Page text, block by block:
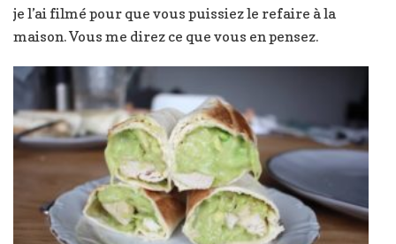
je l’ai filmé pour que vous puissiez le refaire à la
maison. Vous me direz ce que vous en pensez.